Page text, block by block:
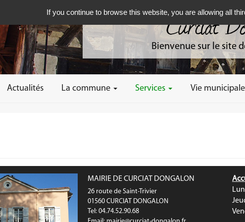
Curciat
Bienvenue sur le site
Actualités La commune Services Vie municipale
MAIRIE DE CURCIAT DONGALON
26 route de Saint-Trivier
01560 CURCIAT DONGALON
Tel: 04.74.52.90.68
If you continue to browse this website, you are allowing all